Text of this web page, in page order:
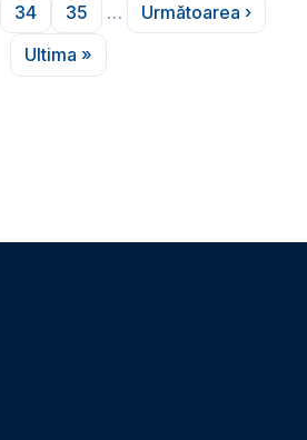
Pagina
34
Pagina
35 …
Pagina
Următoarea ›
Ultima pagină
Ultima »